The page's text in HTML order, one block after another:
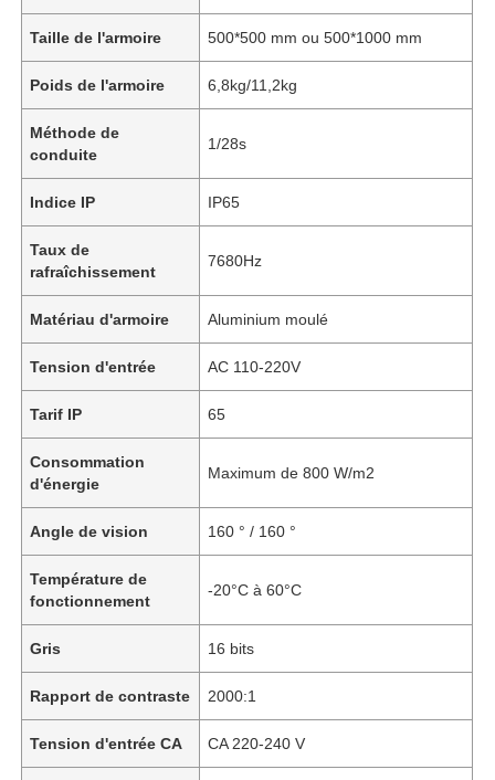
Taille de l'armoire 500*500 mm ou 500*1000 mm
Poids de l'armoire 6,8kg/11,2kg
Méthode de
conduite
1/28s
Indice IP IP65
Taux de
rafraîchissement
7680Hz
Matériau d'armoire Aluminium moulé
Tension d'entrée AC 110-220V
Tarif IP 65
Consommation
d'énergie
Maximum de 800 W/m2
Angle de vision 160 ° / 160 °
Température de
fonctionnement
-20°C à 60°C
Gris 16 bits
Rapport de contraste 2000:1
Tension d'entrée CA CA 220-240 V